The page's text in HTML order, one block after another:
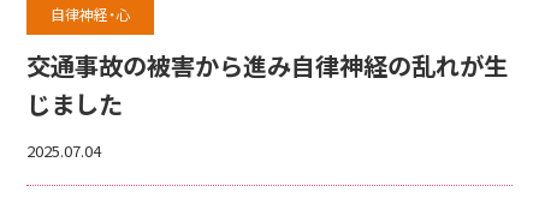
自律神経・心
交通事故の被害から進み自律神経の乱れが生
じました
2025.07.04